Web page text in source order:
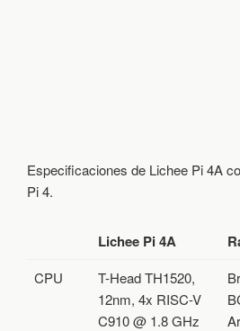
B
4
C
O
Especificaciones de Lichee Pi 4A
Pi 4.
Lichee Pi 4A
CPU
T-Head TH1520,
12nm, 4x RISC-V
C910 @ 1.8 GHz